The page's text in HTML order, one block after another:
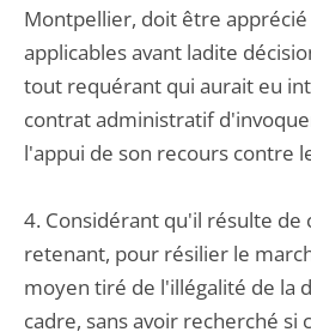
Montpellier, doit être
applicables avant ladite
tout requérant qui aurait eu
contrat administratif
l'appui de son recours contre
4. Considérant qu'il résulte de
retenant, pour résilier le
moyen tiré de l'illégalité de la
cadre, sans avoir recherché si